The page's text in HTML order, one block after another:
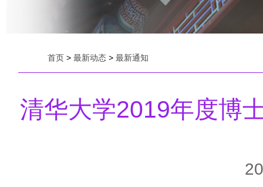
首页> 最新动态> 最新通知
清华大学2019年度博